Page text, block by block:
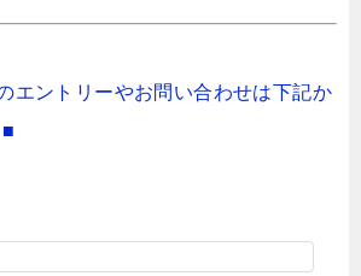
エントリーやお問い合わせは下記か